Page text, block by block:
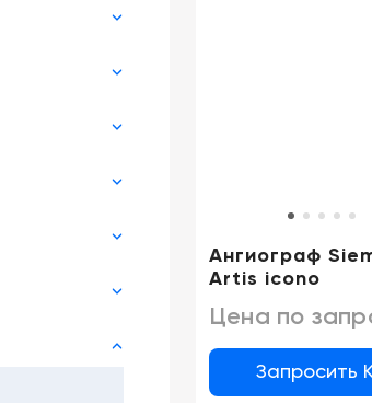
Ангиограф
Artis icono
Цена по
Запросить